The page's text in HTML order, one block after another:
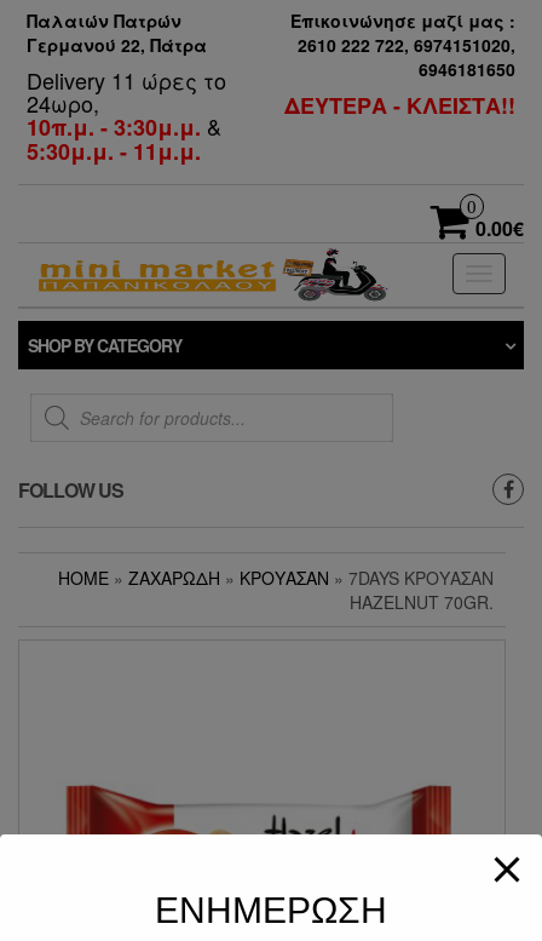
Παλαιών Πατρών
Γερμανού 22, Πάτρα
Delivery 11 ώρες το
24ωρο,
10π.μ. - 3:30μ.μ. &
5:30μ.μ. - 11μ.μ.
Επικοινώνησε μαζί μας :
2610 222 722, 6974151020,
6946181650
ΔΕΥΤΕΡΑ - ΚΛΕΙΣΤΑ!!
0
0.00€
SHOP BY CATEGORY
Products
search
FOLLOW US
HOME » ΖΑΧΑΡΏΔΗ » ΚΡΟΥΑΣΆΝ » 7DAYS ΚΡΟΥΑΣΆΝ
HAZELNUT 70GR.
ΕΝΗΜΕΡΩΣΗ